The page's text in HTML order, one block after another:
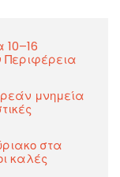
Περιφέρεια
μνημεία
στα
καλές